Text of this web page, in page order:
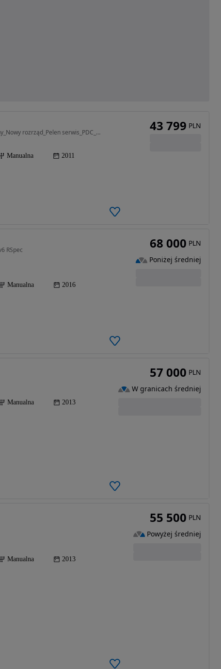
1998 cm3 • 214 KM • 2.0 T_Manual_Stan Fabryczny_Nowy rozrząd_Pelen serwis_PDC_Oplacony
Manualna 2011
43 799 PLN
RSpec
Manualna 2016
68 000 PLN
Poniżej średniej
Manualna 2013
57 000 PLN
W granicach średniej
Manualna 2013
55 500 PLN
Powyżej średniej